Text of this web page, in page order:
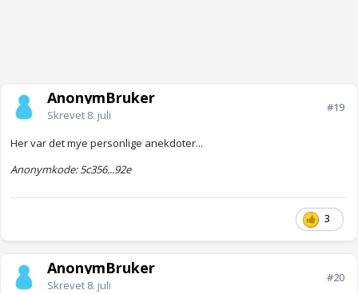
AnonymBruker
Skrevet 8. juli
#19
Her var det mye personlige anekdoter...
Anonymkode: 5c356...92e
3
AnonymBruker
Skrevet 8. juli
#20